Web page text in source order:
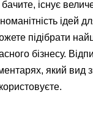
існує
ідей
підібрати
бізнесу.
який вид